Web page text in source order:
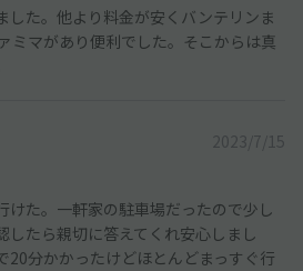
した。他より料金が安くバンテリンま
ミマがあり便利でした。そこからは真
2023/7/15
けた。一軒家の駐車場だったので少し
したら親切に答えてくれ安心しまし
20分かかったけどほとんどまっすぐ行